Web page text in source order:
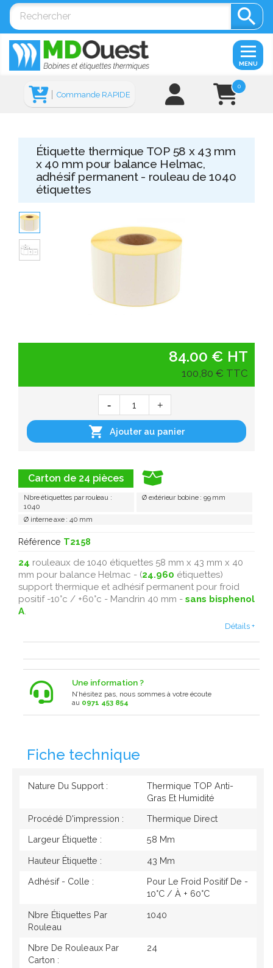

0
Commande RAPIDE
MENU
Étiquette thermique TOP 58 x 43 mm
x 40 mm pour balance Helmac,
adhésif permanent - rouleau de 1040
étiquettes
Carton de 24 pièces
Nbre étiquettes par rouleau :
1040
Ø extérieur bobine : 99 mm
Ø interne axe : 40 mm
Référence T2158
24 rouleaux de 1040 étiquettes 58 mm x 43 mm x 40
mm pour balance Helmac - (24.960 étiquettes)
support thermique et adhésif permanent pour froid
positif -10°c / +60°c - Mandrin 40 mm - sans bisphenol
A.
Détails +
Une information ?
N’hésitez pas, nous sommes à votre écoute
au 0971 453 854
84.00 € HT
100,80 € TTC
 Ajouter au panier
Fiche technique
Nature Du Support :
Thermique TOP Anti-
Gras Et Humidité
Procédé D'impression : Thermique Direct
Largeur Étiquette : 58 Mm
Hauteur Étiquette : 43 Mm
Adhésif - Colle :
Pour Le Froid Positif De -
10°c / À + 60°c
Nbre Étiquettes Par
Rouleau
1040
Nbre De Rouleaux Par
Carton :
24